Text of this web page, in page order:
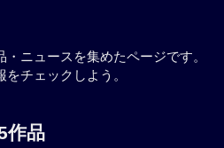
ニュースを集めたページです。
チェックしよう。
作品